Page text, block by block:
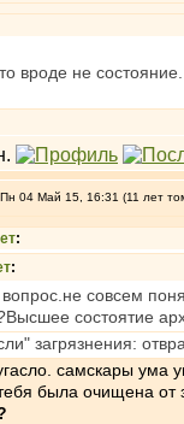
вроде не
04 Май 15, 16:31 (11 лет
:
:
вопрос.не совсем
состоятие
загрязнения:
самскары ума
была очищена от